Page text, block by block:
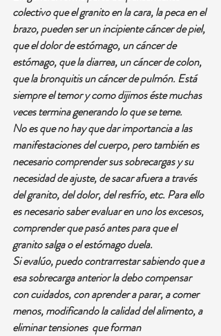
colectivo que el granito en la cara, la peca en el
brazo, pueden ser un incipiente cáncer de piel,
que el dolor de estómago, un cáncer de
estómago, que la diarrea, un cáncer de colon,
que la bronquitis un cáncer de pulmón. Está
siempre el temor y como dijimos éste muchas
veces termina generando lo que se teme.
No es que no hay que dar importancia a las
manifestaciones del cuerpo, pero también es
necesario comprender sus sobrecargas y su
necesidad de ajuste, de sacar afuera a través
del granito, del dolor, del resfrío, etc. Para ello
es necesario saber evaluar en uno los excesos,
comprender que pasó antes para que el
granito salga o el estómago duela.
Si evalúo, puedo contrarrestar sabiendo que a
esa sobrecarga anterior la debo compensar
con cuidados, con aprender a parar, a comer
menos, modificando la calidad del alimento, a
eliminar tensiones  que forman